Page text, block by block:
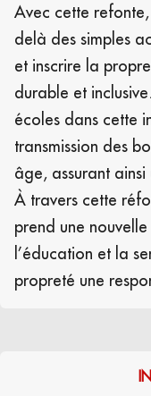
Avec cette
delà des simples
et inscrire la
durable et
écoles dans cette
transmission des
âge, assurant
À travers cette
prend une
l’éducation et la
propreté une